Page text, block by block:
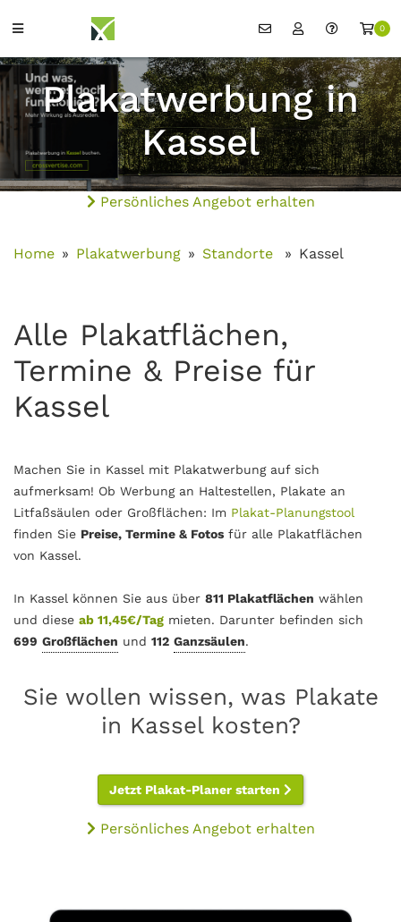
0
Plakatwerbung in
Kassel
Persönliches Angebot erhalten
Home Plakatwerbung Standorte Kassel
Alle Plakatflächen,
Termine & Preise für
Kassel
Machen Sie in Kassel mit Plakatwerbung auf sich
aufmerksam! Ob Werbung an Haltestellen, Plakate an
Litfaßsäulen oder Großflächen: Im Plakat-Planungstool
finden Sie Preise, Termine & Fotos für alle Plakatflächen
von Kassel.
In Kassel können Sie aus über 811 Plakatflächen wählen
und diese ab 11,45€/Tag mieten. Darunter befinden sich
699 Großflächen und 112 Ganzsäulen.
Sie wollen wissen, was Plakate
in Kassel kosten?
Jetzt Plakat-Planer starten
Persönliches Angebot erhalten